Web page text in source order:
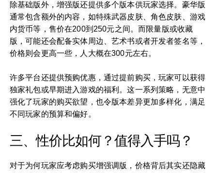
除基础版外，增强版还提供多个版本供玩家选择。豪华版
通常包含额外的内容，如特殊武器皮肤、角色皮肤、游戏
内货币等，售价在200到250元之间。而限量版或收藏
版，可能还会配备实体周边、艺术书或者开发者签名等，
价格则会更高一些，人大概在300元左右。
许多平台还提供预购优惠，通过提前购买，玩家可以获得
独家礼包或早期进入游戏的福利。这一系列策略，无意中
强化了玩家的购买欲望，也令版本差异更加多样化，满足
不同玩家的预算和偏好。
三、性价比如何？值得入手吗？
对于为何玩家应考虑购买增强调版，价格背后其实还隐藏